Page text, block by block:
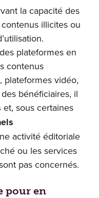
la capacité des
illicites ou
plateformes en
contenus
plateformes vidéo,
bénéficiaires, il
et, sous certaines
activité éditoriale
ou les services
pas concernés.
pour en